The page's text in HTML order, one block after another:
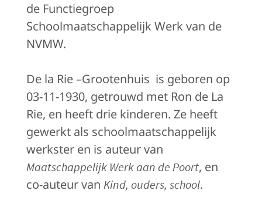
de Functiegroep
Schoolmaatschappelijk Werk van de
NVMW.
De la Rie –Grootenhuis is geboren op
03-11-1930, getrouwd met Ron de La
Rie, en heeft drie kinderen. Ze heeft
gewerkt als schoolmaatschappelijk
werkster en is auteur van
Maatschappelijk Werk aan de Poort, en
co-auteur van Kind, ouders, school.